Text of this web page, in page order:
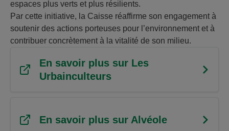
espaces plus verts et plus résilients.
Par cette initiative, la Caisse réaffirme son engagement à
soutenir des actions porteuses pour l’environnement et à
contribuer concrètement à la vitalité de son milieu.
En savoir plus sur Les
Urbainculteurs
En savoir plus sur Alvéole